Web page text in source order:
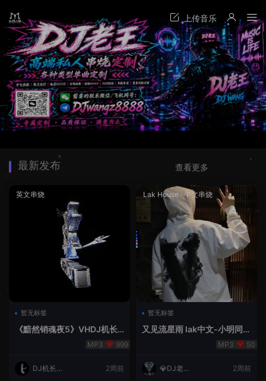
最新发布
英文串烧
暂无标签
《黯然销魂夜5》VHDJ机长
999
DJ机长云
2周前
Lak House · 中文串烧
暂无标签
又见流星雨 lak中文-小明同学
50
💎DJ老王
2周前
查看更多